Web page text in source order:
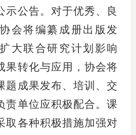
示公告。 对于优秀、良
会将编纂成 册出版发
大联合研究计划影响
果转化与应用，协会将
题成果发布、培训、交
责单位应积极配合。课
取各种积极措施加强对